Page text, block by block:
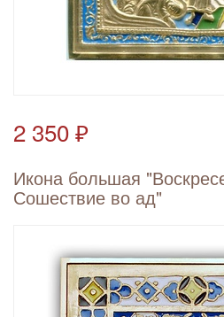
2 350 ₽
Икона большая
Сошествие во ад"